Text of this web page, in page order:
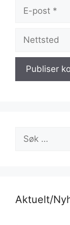
Nettsted
Søk
etter:
Aktuelt/